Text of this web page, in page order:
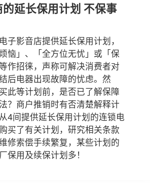
长保用计划 不保事
子影音店提供延长保用计划，
恼」、「全方位无忧」或「保
作招徕，声称可解决消费者对
后电器出现故障的忧虑。然
此等计划前，是否已了解保障
？商户推销时有否清楚解释计
4间提供延长保用计划的连锁电
买了有关计划，研究相关条款
修索偿手续繁复，某些计划的
保用及续保计划多！